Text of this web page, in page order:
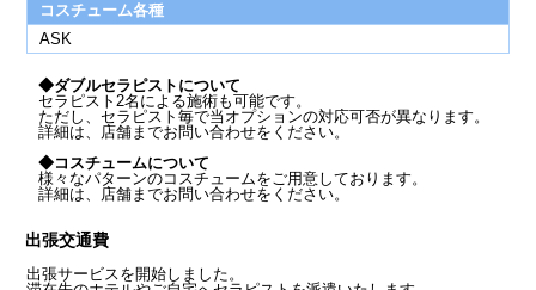
コスチューム各種
ASK
◆ダブルセラピストについて
セラピスト2名による施術も可能です。
ただし、セラピスト毎で当オプションの対応可否が異なります。
詳細は、店舗までお問い合わせをください。
◆コスチュームについて
様々なパターンのコスチュームをご用意しております。
詳細は、店舗までお問い合わせをください。
出張交通費
出張サービスを開始しました。